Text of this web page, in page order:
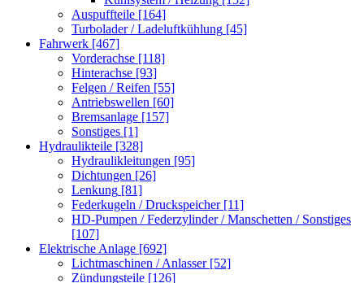
Auspuffteile [164]
Turbolader / Ladeluftkühlung [45]
Fahrwerk [467]
Vorderachse [118]
Hinterachse [93]
Felgen / Reifen [55]
Antriebswellen [60]
Bremsanlage [157]
Sonstiges [1]
Hydraulikteile [328]
Hydraulikleitungen [95]
Dichtungen [26]
Lenkung [81]
Federkugeln / Druckspeicher [11]
HD-Pumpen / Federzylinder / Manschetten / Sonstiges
[107]
Elektrische Anlage [692]
Lichtmaschinen / Anlasser [52]
Zündungsteile [126]